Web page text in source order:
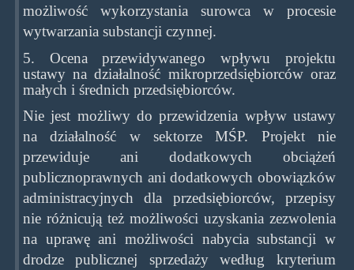
możliwość wykorzystania surowca w procesie
wytwarzania substancji czynnej.
5. Ocena przewidywanego wpływu projektu
ustawy na działalność mikroprzedsiębiorców oraz
małych i średnich przedsiębiorców.
Nie jest możliwy do przewidzenia wpływ ustawy
na działalność w sektorze MŚP. Projekt nie
przewiduje ani dodatkowych obciążeń
publicznoprawnych ani dodatkowych obowiązków
administracyjnych dla przedsiębiorców, przepisy
nie różnicują też możliwości uzyskania zezwolenia
na uprawę ani możliwości nabycia substancji w
drodze publicznej sprzedaży według kryterium